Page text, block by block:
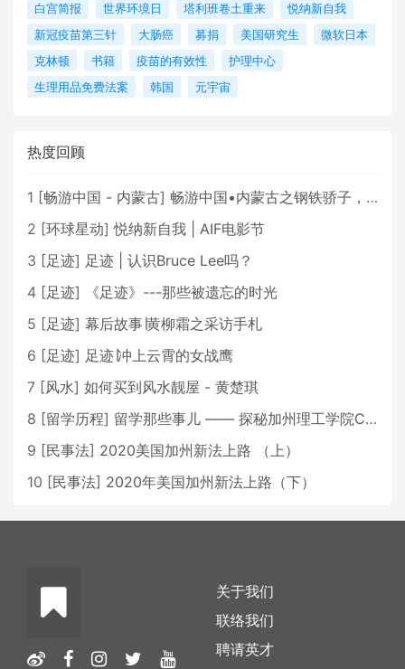
白宫简报
世界环境日 塔利班卷土重来
悦纳新自我
新冠疫苗第三针
大肠癌 募捐 美国研究生
微软日本
克林顿
书籍 疫苗的有效性
护理中心
生理用品免费法案
韩国 元宇宙
热度回顾
1 [畅游中国 - 内蒙古] 畅游中国•内蒙古之钢铁骄子，魅力包头
2 [环球星动] 悦纳新自我 | AIF电影节
3 [足迹] 足迹 | 认识Bruce Lee吗？
4 [足迹]
《足迹》---那些被遗忘的时光
5 [足迹] 幕后故事∣黄柳霜之采访手札
6 [足迹] 足迹∣冲上云霄的女战鹰
7 [风水] 如何买到风水靓屋 - 黄楚琪
8 [留学历程] 留学那些事儿 —— 探秘加州理工学院Caltech博士生活 [上集]
9 [民事法] 2020美国加州新法上路 （上）
10 [民事法] 2020年美国加州新法上路（下）
关于我们
联络我们
聘请英才